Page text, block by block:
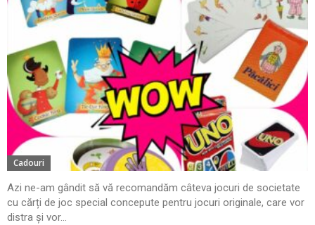
Cadouri
Azi ne-am gândit să vă recomandăm câteva jocuri de societate
cu cărți de joc special concepute pentru jocuri originale, care vor
distra și vor...